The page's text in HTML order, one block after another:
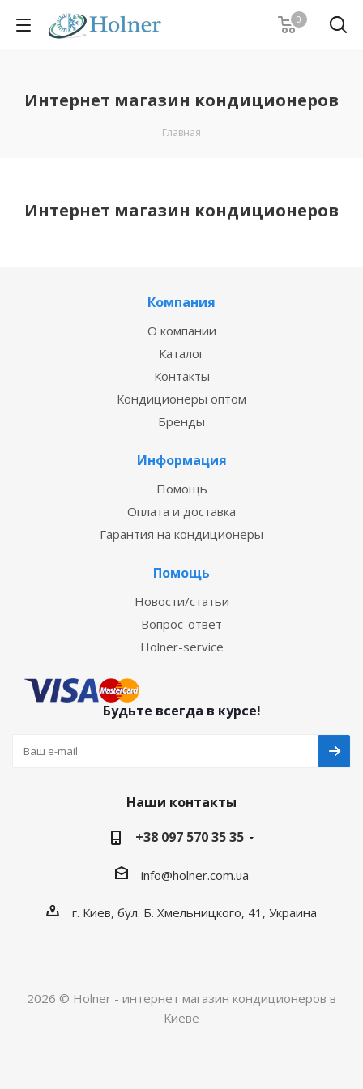
0
Интернет магазин кондиционеров
Главная
Интернет магазин кондиционеров
Компания
О компании
Каталог
Контакты
Кондиционеры оптом
Бренды
Информация
Помощь
Оплата и доставка
Гарантия на кондиционеры
Помощь
Новости/статьи
Вопрос-ответ
Holner-service
Будьте всегда в курсе!
Наши контакты
+38 097 570 35 35
info@holner.com.ua
г. Киев, бул. Б. Хмельницкого, 41, Украина
2026 © Holner - интернет магазин кондиционеров в
Киеве